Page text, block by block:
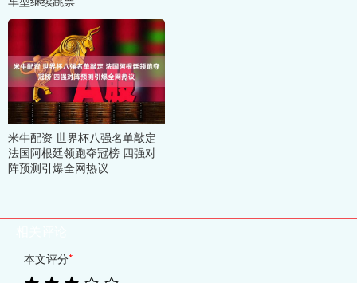
米牛配资 世界杯八强名单敲定
法国阿根廷领跑夺冠榜 四强对
阵预测引爆全网热议
本文评分*